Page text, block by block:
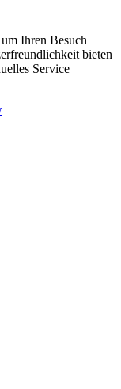
Ihren Besuch
bieten
Service